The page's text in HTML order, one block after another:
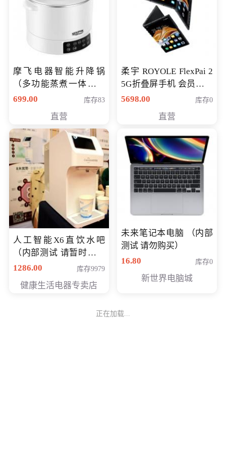
摩飞电器智能升降锅
（多功能蒸煮一体锅）
（智能升降养生锅） 会
699.00 库存83
直营
柔宇 ROYOLE FlexPai 2
5G折叠屏手机 会员专享
购买价格 4998元
5698.00 库存0
直营
人工智能X6直饮水吧
（内部测试 请暂时不要
购买）
1286.00 库存9979
健康生活电器专卖店
未来笔记本电脑 （内部
测试 请勿购买）
16.80
库存0
新世界电脑城
正在加载...